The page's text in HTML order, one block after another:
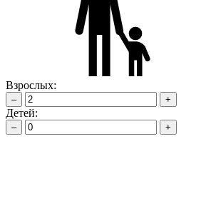
Взрослых:
– +
Детей:
– +